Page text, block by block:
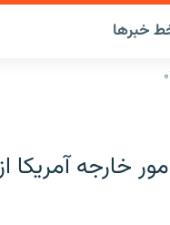
خبرها
خارجه آمريکا